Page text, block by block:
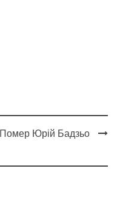
Помер Юрій Бадзьо